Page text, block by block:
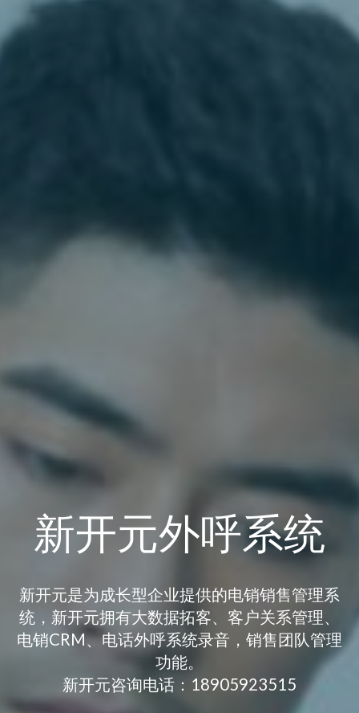
新开元外呼系统
新开元是为成长型企业提供的电销销售管理系
统，新开元拥有大数据拓客、客户关系管理、
电销CRM、电话外呼系统录音，销售团队管理
功能。
新开元咨询电话：18905923515